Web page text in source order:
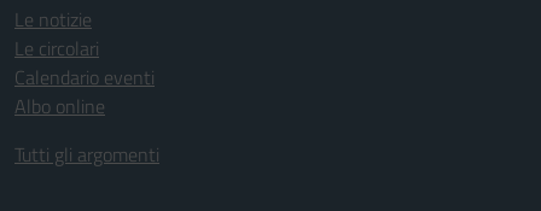
Le notizie
Le circolari
Calendario eventi
Albo online
Tutti gli argomenti